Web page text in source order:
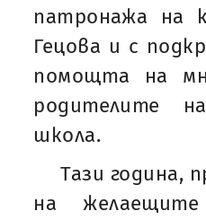
патронажа на
Гецова и с
помощта на
родителите
школа.
Тази година,
на